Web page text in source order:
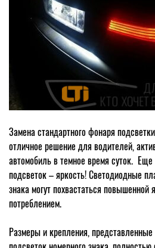
Замена стандартного фонаря
отличное решение для водителей,
автомобиль в темное время суток. Еще
подсветок – яркость! Светодиодные
знака могут похвастаться
потреблением.
Размеры и крепления,